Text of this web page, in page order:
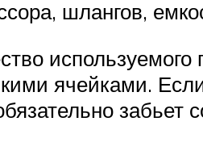
шлангов,
ячейками.
забьет